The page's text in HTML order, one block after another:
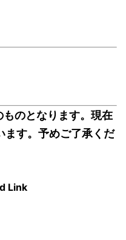
のとなります。現在
ます。予めご了承くだ
Link